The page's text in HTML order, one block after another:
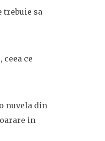
trebuie sa
ce
nuvela din
in